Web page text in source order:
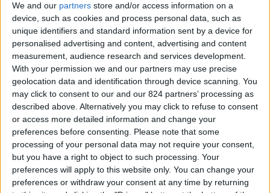
We and our partners store and/or access information on a
device, such as cookies and process personal data, such as
unique identifiers and standard information sent by a device for
personalised advertising and content, advertising and content
measurement, audience research and services development.
With your permission we and our partners may use precise
geolocation data and identification through device scanning. You
may click to consent to our and our 824 partners’ processing as
described above. Alternatively you may click to refuse to consent
or access more detailed information and change your
preferences before consenting. Please note that some
processing of your personal data may not require your consent,
but you have a right to object to such processing. Your
preferences will apply to this website only. You can change your
preferences or withdraw your consent at any time by returning
vita.